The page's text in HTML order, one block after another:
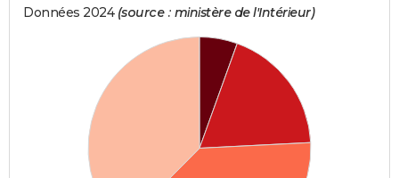
Données 2024 (source : ministère de l'Intérieur)